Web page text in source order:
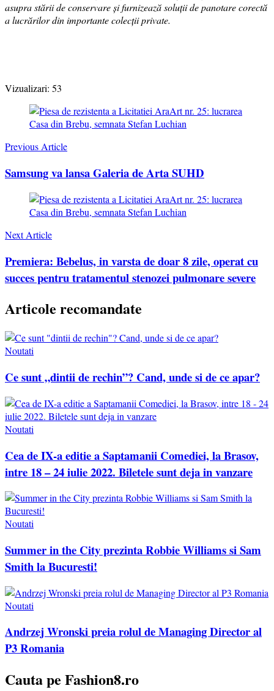
asupra stării de conservare şi furnizează soluţii de panotare corectă
a lucrărilor din importante colecţii private.
Vizualizari: 53
Post
Navigation
Previous Article
Samsung va lansa Galeria de Arta SUHD
Next Article
Premiera: Bebelus, in varsta de doar 8 zile, operat cu
succes pentru tratamentul stenozei pulmonare severe
Articole recomandate
Noutati
Ce sunt „dintii de rechin”? Cand, unde si de ce apar?
Noutati
Cea de IX-a editie a Saptamanii Comediei, la Brasov,
intre 18 – 24 iulie 2022. Biletele sunt deja in vanzare
Noutati
Summer in the City prezinta Robbie Williams si Sam
Smith la Bucuresti!
Noutati
Andrzej Wronski preia rolul de Managing Director al
P3 Romania
Cauta pe Fashion8.ro